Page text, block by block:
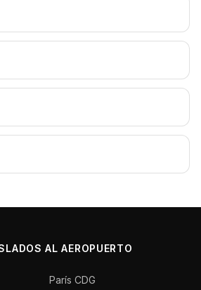
AL AEROPUERTO
París CDG